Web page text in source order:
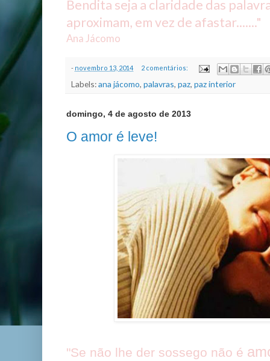
Bendita seja a claridade das
aproximam, em vez de afastar......."
Ana Jácomo
- novembro 13, 2014 2 comentários:
Labels:ana jácomo, palavras, paz, paz interior
domingo, 4 de agosto de 2013
O amor é leve!
"Se não lhe der sossego não é